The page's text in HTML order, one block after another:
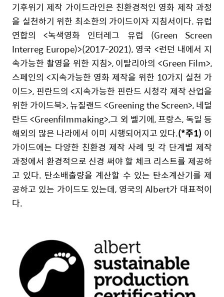
기후위기 제작 가이드라인은 친환경적인 영화 제작 과정
을 실천하기 위한 최소한의 가이드이자 지침서이다. 유럽
연합의 <녹색영화 인터레그 유럽 (Green Screen
Interreg Europe)>(2017-2021), 영국 <런던 내에서 지
속가능한 촬영을 위한 지침>, 이탈리아의 <Green Film>,
스페인의 <지속가능한 영화 제작을 위한 10가지 실천 가
이드>, 핀란드의 <지속가능한 핀란드 시청각 제작 산업을
위한 가이드북>, 뉴질랜드 <Greening the Screen>, 네덜
란드 <Greenfilmmaking>,그 외 벨기에, 프랑스, 독일 등
해외의 많은 나라에서 이미 시행되어지고 있다.(*주1) 이
가이드에는 다양한 친환경 제작 사례 및 각 단계별 제작
과정에서 환경적으로 신경 써야 할 체크 리스트를 제공하
고 있다. 탄소배출량을 계산할 수 있는 탄소계산기를 제
공하고 있는 가이드도 있는데, 영국의 Albert가 대표적이
다.